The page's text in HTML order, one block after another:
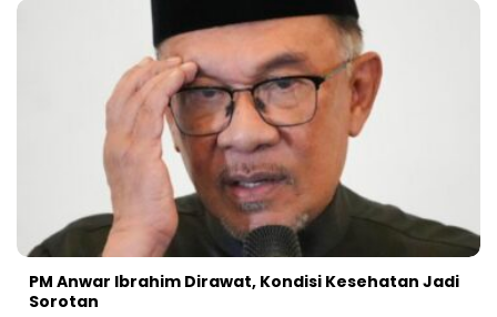
PM Anwar Ibrahim Dirawat, Kondisi Kesehatan Jadi
Sorotan